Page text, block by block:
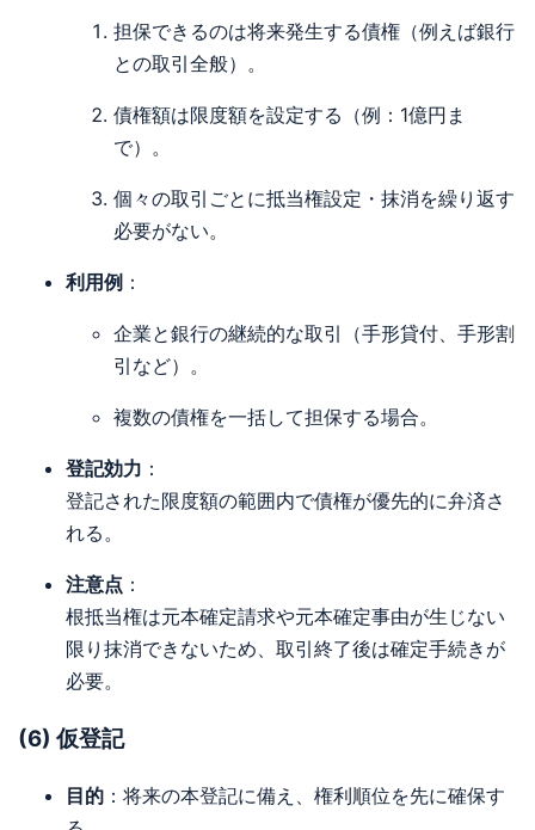
担保できるのは将来発生する債権（例えば銀行
との取引全般）。
債権額は限度額を設定する（例：1億円ま
で）。
個々の取引ごとに抵当権設定・抹消を繰り返す
必要がない。
利用例 ：
企業と銀行の継続的な取引（手形貸付、手形割
引など）。
複数の債権を一括して担保する場合。
登記効力 ：
登記された限度額の範囲内で債権が優先的に弁済さ
れる。
注意点 ：
根抵当権は元本確定請求や元本確定事由が生じない
限り抹消できないため、取引終了後は確定手続きが
必要。
(6) 仮登記
目的 ：将来の本登記に備え、権利順位を先に確保す